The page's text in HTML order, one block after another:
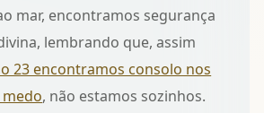
mar, encontramos segurança
lembrando que, assim
23 encontramos consolo nos
, não estamos sozinhos.